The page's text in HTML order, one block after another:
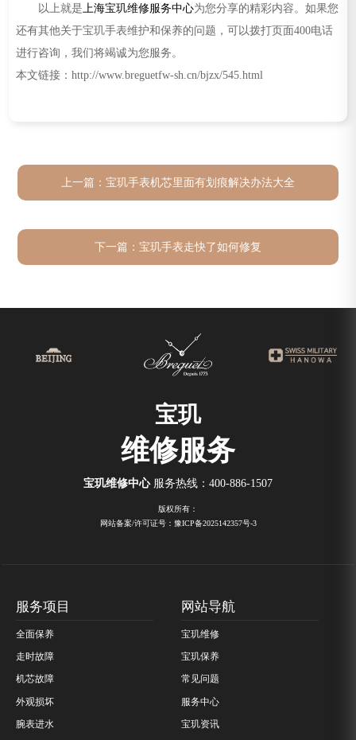
以上就是 上海宝玑维修服务中心为您分享的精彩内容。如果您
还有其他关于宝玑手表维护和保养的问题，可以拨打页面400电话
进行咨询，我们将竭诚为您服务。
本文链接：http://www.breguetfw-sh.cn/bjzx/545.html
上一篇： 宝玑手表机芯里面有划痕解决办法大全
下一篇： 宝玑手表走快了如何修复
宝玑
维修服务
宝玑维修中心 服务热线： 400-886-1507
版权所有：
网站备案/许可证号：豫ICP备2025142357号-3
服务项目
全面保养
走时故障
机芯故障
外观损坏
腕表进水
网站导航
宝玑维修
宝玑保养
常见问题
服务中心
宝玑资讯